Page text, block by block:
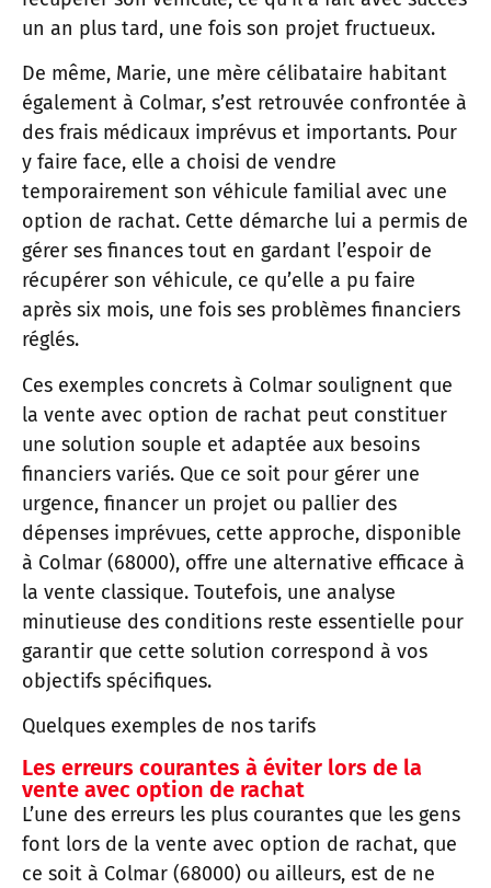
un an plus tard, une fois son projet fructueux.
De même, Marie, une mère célibataire habitant
également à Colmar, s’est retrouvée confrontée à
des frais médicaux imprévus et importants. Pour
y faire face, elle a choisi de vendre
temporairement son véhicule familial avec une
option de rachat. Cette démarche lui a permis de
gérer ses finances tout en gardant l’espoir de
récupérer son véhicule, ce qu’elle a pu faire
après six mois, une fois ses problèmes financiers
réglés.
Ces exemples concrets à Colmar soulignent que
la vente avec option de rachat peut constituer
une solution souple et adaptée aux besoins
financiers variés. Que ce soit pour gérer une
urgence, financer un projet ou pallier des
dépenses imprévues, cette approche, disponible
à Colmar (68000), offre une alternative efficace à
la vente classique. Toutefois, une analyse
minutieuse des conditions reste essentielle pour
garantir que cette solution correspond à vos
objectifs spécifiques.
Quelques exemples de nos tarifs
Les erreurs courantes à éviter lors de la
vente avec option de rachat
L’une des erreurs les plus courantes que les gens
font lors de la vente avec option de rachat, que
ce soit à Colmar (68000) ou ailleurs, est de ne